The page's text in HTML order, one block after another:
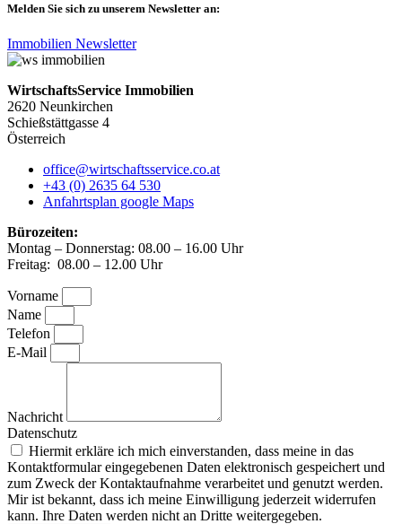
Melden Sie sich zu unserem Newsletter an:
Immobilien Newsletter
WirtschaftsService Immobilien
2620 Neunkirchen
Schießstättgasse 4
Österreich
office@wirtschaftsservice.co.at
+43 (0) 2635 64 530
Anfahrtsplan google Maps
Bürozeiten:
Montag – Donnerstag: 08.00 – 16.00 Uhr
Freitag: 08.00 – 12.00 Uhr
Vorname
Name
Telefon
E-Mail
Nachricht
Datenschutz
Hiermit erkläre ich mich einverstanden, dass meine in das
Kontaktformular eingegebenen Daten elektronisch gespeichert und
zum Zweck der Kontaktaufnahme verarbeitet und genutzt werden.
Mir ist bekannt, dass ich meine Einwilligung jederzeit widerrufen
kann. Ihre Daten werden nicht an Dritte weitergegeben.